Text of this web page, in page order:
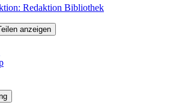
Redaktion Bibliothek
anzeigen